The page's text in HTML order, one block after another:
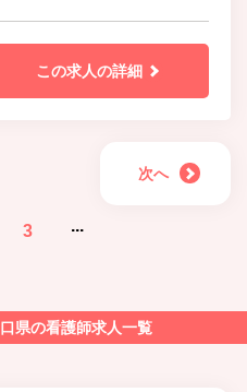
この求人の詳細
次へ
3 ...
県の看護師求人一覧